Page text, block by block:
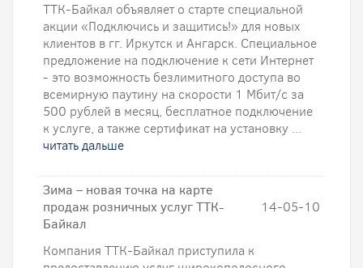
ТТК-Байкал объявляет о старте специальной
акции «Подключись и защитись!» для новых
клиентов в гг. Иркутск и Ангарск. Специальное
предложение на подключение к сети Интернет
- это возможность безлимитного доступа во
всемирную паутину на скорости 1 Мбит/с за
500 рублей в месяц, бесплатное подключение
к услуге, а также сертификат на установку ...
читать дальше
Зима – новая точка на карте
продаж розничных услуг ТТК-
Байкал
14-05-10
Компания ТТК-Байкал приступила к